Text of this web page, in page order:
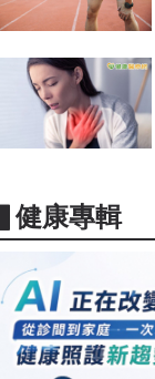
▋健康專輯